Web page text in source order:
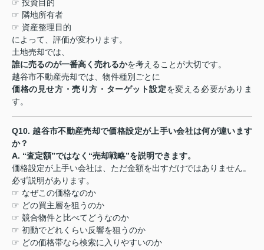
☞ 投資目的
☞ 隣地所有者
☞ 資産整理目的
によって、評価が変わります。
土地売却では、
誰に売るのが一番高く売れるかを考えることが大切です。
越谷市不動産売却では、物件種別ごとに
価格の見せ方・売り方・ターゲット設定を変える必要がありま
す。
Q10. 越谷市不動産売却で価格設定が上手い会社は何が違います
か？
A. “査定額”ではなく “売却戦略”を説明できます。
価格設定が上手い会社は、ただ金額を出すだけではありません。
必ず説明があります。
☞ なぜこの価格なのか
☞ どの買主層を狙うのか
☞ 競合物件と比べてどうなのか
☞ 初動でどれくらい反響を狙うのか
☞ どの価格帯なら検索に入りやすいのか